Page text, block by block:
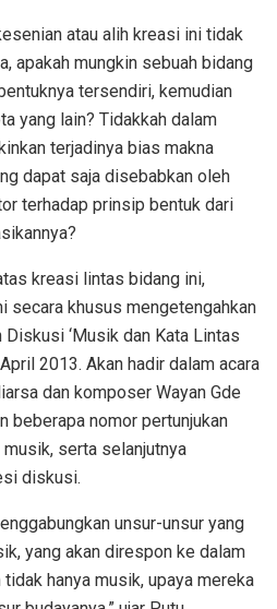
atau alih kreasi ini tidak
apakah mungkin sebuah bidang
tersendiri, kemudian
yang lain? Tidakkah dalam
terjadinya bias makna
dapat saja disebabkan oleh
terhadap prinsip bentuk dari
kreasi lintas bidang ini,
secara khusus mengetengahkan
‘Musik dan Kata Lintas
2013. Akan hadir dalam acara
dan komposer Wayan Gde
beberapa nomor pertunjukan
serta selanjutnya
diskusi.
unsur-unsur yang
yang akan direspon ke dalam
hanya musik, upaya mereka